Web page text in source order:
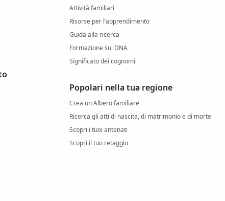
Attività familiari
Risorse per l’apprendimento
Guida alla ricerca
Formazione sul DNA
Significato dei cognomi
Popolari nella tua regione
Crea un Albero familiare
Ricerca gli atti di nascita, di matrimonio e di morte
Scopri i tuoi antenati
Scopri il tuo retaggio